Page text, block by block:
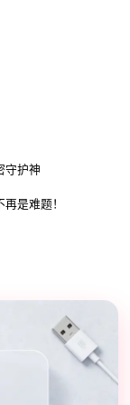
守护神
是难题！